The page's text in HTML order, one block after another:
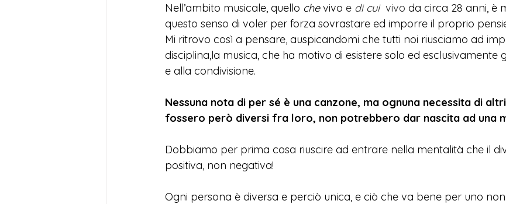
Nell’ambito musicale, quello che vivo e di cui
  vivo
da circa 28 anni, è
questo senso di voler per forza sovrastare ed imporre il proprio
Mi ritrovo così a pensare, auspicandomi che tutti noi riusciamo ad
disciplina,la musica, che ha motivo di esistere solo ed esclusivamente
e alla condivisione.
Nessuna nota di per sé è una canzone, ma ognuna necessita di
fossero però diversi fra loro, non potrebbero dar nascita ad una
Dobbiamo per prima cosa riuscire ad entrare nella mentalità che il
positiva, non negativa!
Ogni persona è diversa e perciò unica, e ciò che va bene per uno